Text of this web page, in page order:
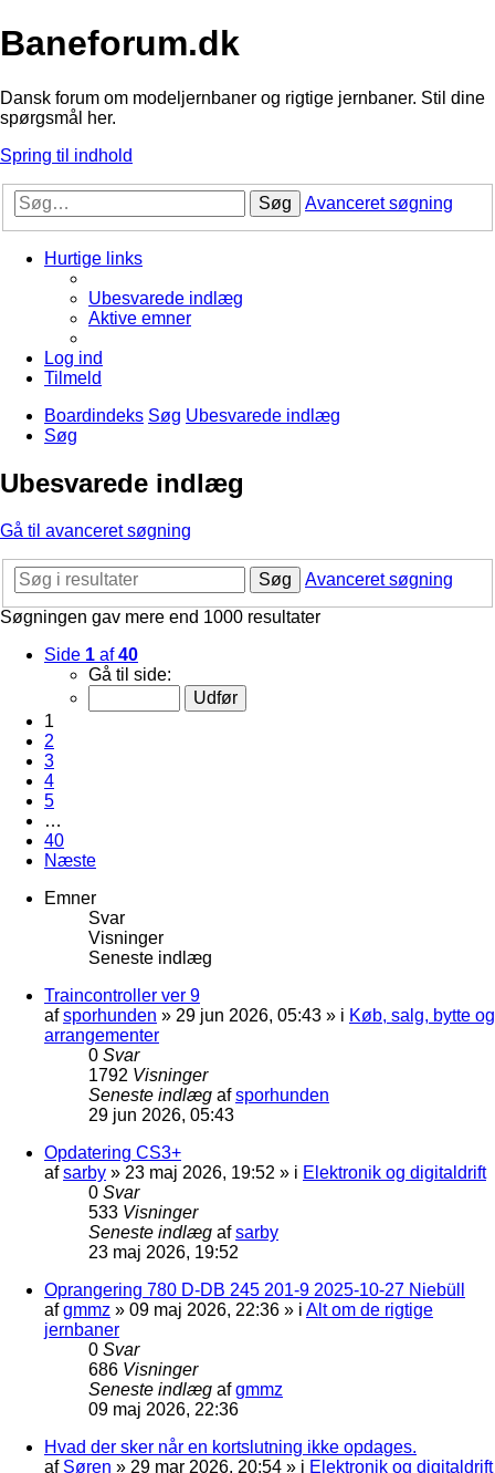
Baneforum.dk
Dansk forum om modeljernbaner og rigtige jernbaner. Stil dine
spørgsmål her.
Spring til indhold
Søg Avanceret søgning
Hurtige links
Ubesvarede indlæg
Aktive emner
Log ind
Tilmeld
Boardindeks Søg Ubesvarede indlæg
Søg
Ubesvarede indlæg
Gå til avanceret søgning
Søg
Avanceret søgning
Søgningen gav mere end 1000 resultater
Side 1 af40
Gå til side:
1
2
3
4
5
…
40
Næste
Emner
Svar
Visninger
Seneste indlæg
Traincontroller ver 9
afsporhunden » 29 jun 2026, 05:43 » i Køb, salg, bytte og
arrangementer
0 Svar
1792 Visninger
Seneste indlæg afsporhunden
29 jun 2026, 05:43
Opdatering CS3+
afsarby » 23 maj 2026, 19:52 » i Elektronik og digitaldrift
0 Svar
533 Visninger
Seneste indlæg afsarby
23 maj 2026, 19:52
Oprangering 780 D-DB 245 201-9 2025-10-27 Niebüll
afgmmz » 09 maj 2026, 22:36 » i Alt om de rigtige
jernbaner
0 Svar
686 Visninger
Seneste indlæg afgmmz
09 maj 2026, 22:36
Hvad der sker når en kortslutning ikke opdages.
af Søren » 29 mar 2026, 20:54 » i Elektronik og digitaldrift